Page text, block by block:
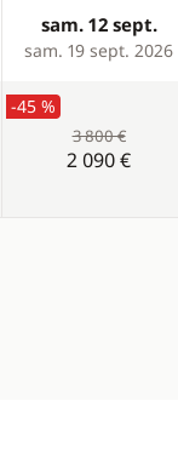
sam. 12 sept.
sam. 19 sept. 2026
-45 %
3 800 €
2 090 €